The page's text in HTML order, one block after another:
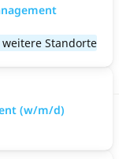
weitere Standorte
(w/m/d)